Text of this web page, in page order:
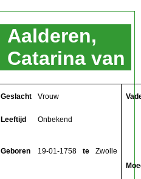
Aalderen,
Catarina van
Geslacht Vrouw
Leeftijd Onbekend
Geboren 19-01-1758 te Zwolle